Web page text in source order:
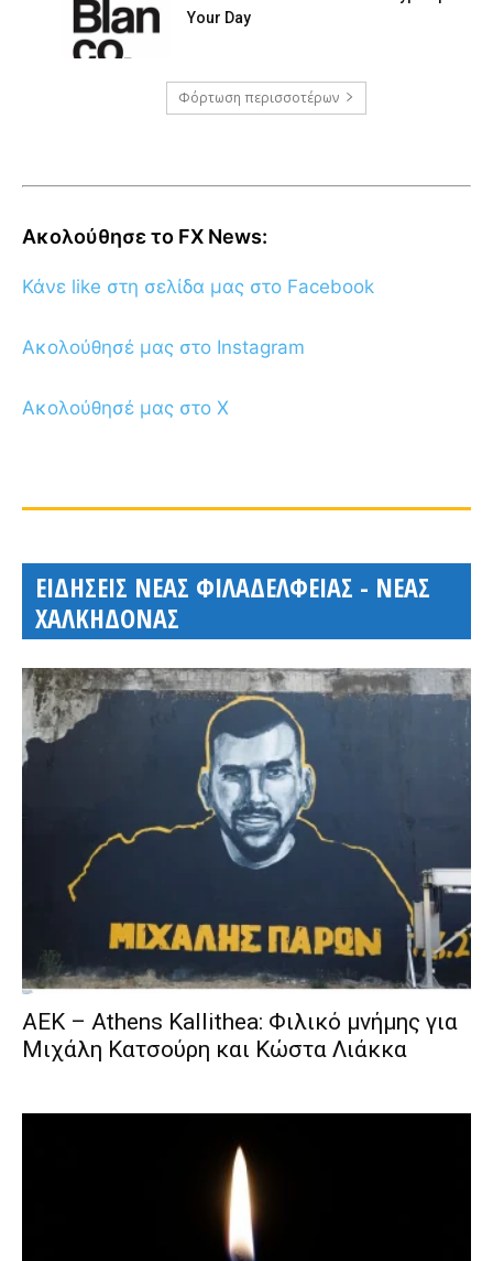
Your Day
Φόρτωση περισσοτέρων
Ακολούθησε το FX News:
Κάνε like στη σελίδα μας στο Facebook
Ακολούθησέ μας στο Instagram
Ακολούθησέ μας στο X
ΕΙΔΗΣΕΙΣ ΝΕΑΣ ΦΙΛΑΔΕΛΦΕΙΑΣ - ΝΕΑΣ
ΧΑΛΚΗΔΟΝΑΣ
ΑΕΚ – Athens Kallithea: Φιλικό μνήμης για
Μιχάλη Κατσούρη και Κώστα Λιάκκα